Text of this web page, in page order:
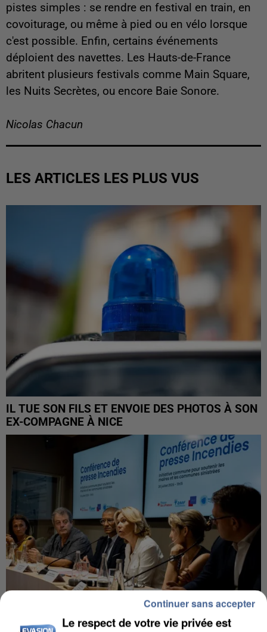
pistes simples : se rendre en festival en train, en
covoiturage, ou même à pied ou en vélo lorsque
c'est possible. Enfin, certains événements
déploient des navettes. Les Hauts-de-France
abritent plusieurs festivals comme Main Square,
les Nuits Secrètes, ou encore Baie Sonore.
Nicolas Chacun
LES ARTICLES LES PLUS VUS
IL TUE SON FILS ET ENVOIE DES PHOTOS À SON
EX-COMPAGNE À NICE
Le respect de votre vie privée est
Continuer sans accepter